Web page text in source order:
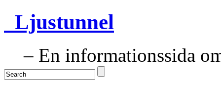
Ljustunnel
– En informationssida